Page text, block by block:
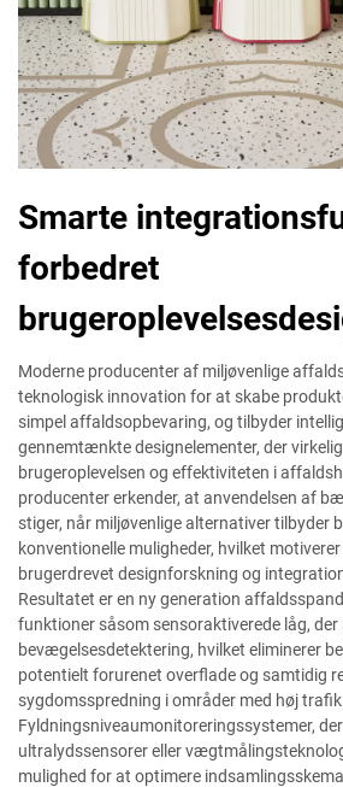
Smarte
forbedret
Moderne producenter af miljøvenlige
teknologisk innovation for at skabe
simpel affaldsopbevaring, og tilbyder
gennemtænkte designelementer, der
brugeroplevelsen og effektiviteten i
producenter erkender, at anvendelsen af
stiger, når miljøvenlige alternativer tilbyder
konventionelle muligheder, hvilket
brugerdrevet designforskning og
Resultatet er en ny generation
funktioner såsom sensoraktiverede låg,
bevægelsesdetektering, hvilket eliminerer
potentielt forurenet overflade og samtidig
sygdomsspredning i områder med høj
Fyldningsniveaumonitoreringssystemer,
ultralydssensorer eller
mulighed for at optimere